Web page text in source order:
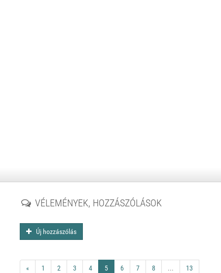
VÉLEMÉNYEK, HOZZÁSZÓLÁSOK
Új hozzászólás
« 1 2 3 4 5 6 7 8 ... 13